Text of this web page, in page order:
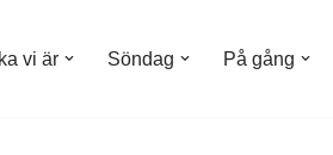
vi är Söndag På gång